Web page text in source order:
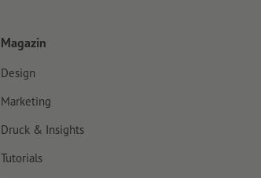
Magazin
Design
Marketing
Druck & Insights
Tutorials